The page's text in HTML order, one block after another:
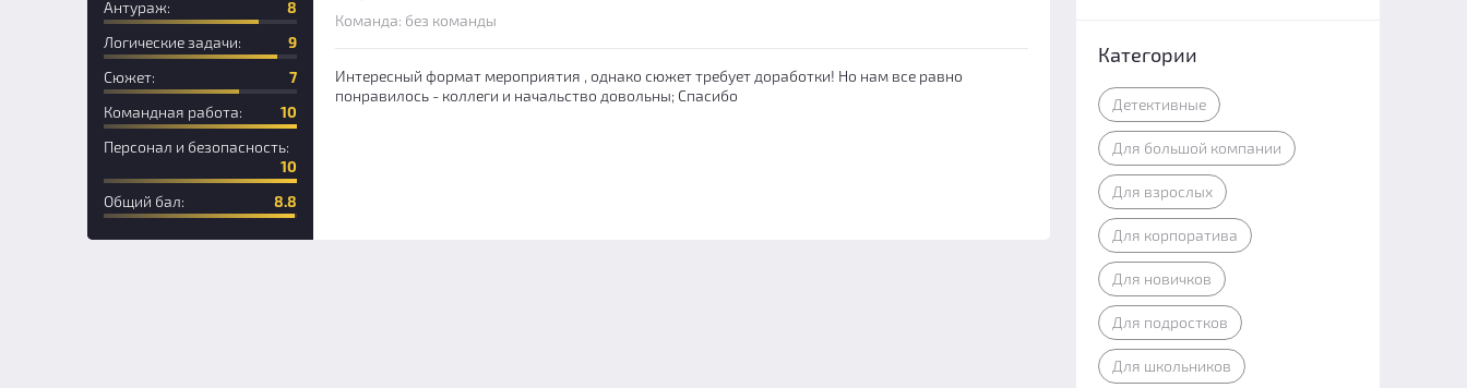
Антураж:
8
Логические задачи:
9
Сюжет:
7
Командная работа:
10
Персонал и безопасность:
10
Общий бал:
8.8
Команда: без команды
Интересный формат мероприятия , однако сюжет требует доработки! Но нам все равно
понравилось - коллеги и начальство довольны; Спасибо
Категории
Детективные
Для большой компании
Для взрослых
Для корпоратива
Для новичков
Для подростков
Для школьников